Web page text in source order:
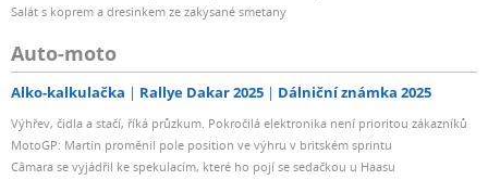
Salát s koprem a dresinkem ze zakysané smetany
Auto-moto
Alko-kalkulačka Rallye Dakar 2025 Dálniční známka 2025
Výhřev, čidla a stačí, říká průzkum. Pokročilá elektronika není prioritou zákazníků
MotoGP: Martin proměnil pole position ve výhru v britském sprintu
Câmara se vyjádřil ke spekulacím, které ho pojí se sedačkou u Haasu